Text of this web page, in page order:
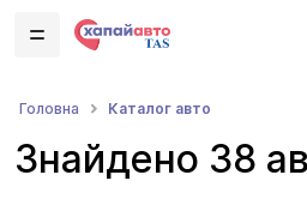
Головна Каталог авто
Знайдено 38